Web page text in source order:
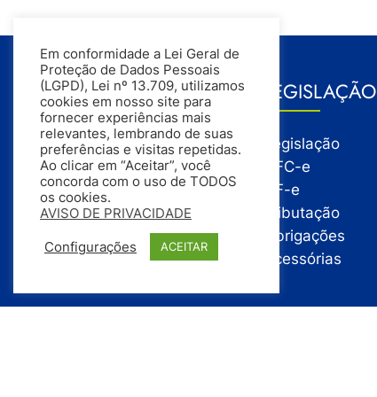
GESTÃO
Gestão
Gestão Financeira
Gestão de Pessoas
Compras
Estoque
Vendas
LEGISLAÇÃO
Legislação
NFC-e
NF-e
Tributação
Obrigações
Acessórias
Em conformidade a Lei Geral de
Proteção de Dados Pessoais
(LGPD), Lei nº 13.709, utilizamos
cookies em nosso site para
fornecer experiências mais
relevantes, lembrando de suas
preferências e visitas repetidas.
Ao clicar em “Aceitar”, você
concorda com o uso de TODOS
os cookies.
AVISO DE PRIVACIDADE
Configurações ACEITAR